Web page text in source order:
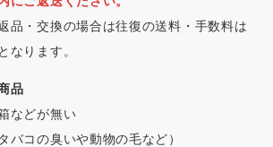
品・交換の場合は往復の送料・手数料は
なります。
品
などが無い
バコの臭いや動物の毛など）